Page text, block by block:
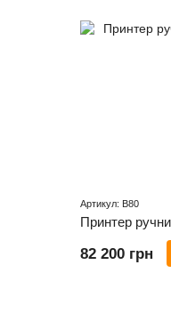
Артикул: B80
82 200 грн